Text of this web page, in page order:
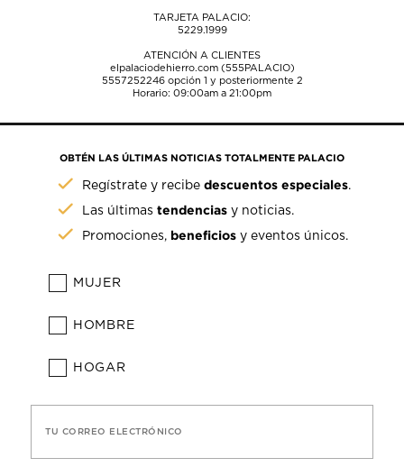
TARJETA PALACIO:
5229.1999
ATENCIÓN A CLIENTES
elpalaciodehierro.com (555PALACIO)
5557252246opción 1 y posteriormente 2
Horario: 09:00am a 21:00pm
OBTÉN LAS ÚLTIMAS NOTICIAS TOTALMENTE PALACIO
Regístrate y recibedescuentos especiales.
Las últimastendencias y noticias.
Promociones, beneficios y eventos únicos.
MUJER
HOMBRE
HOGAR
TU CORREO ELECTRÓNICO